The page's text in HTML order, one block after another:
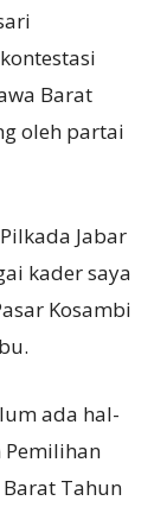
Barat
oleh partai
Jabar
kader saya
Kosambi
ada hal-
Tahun